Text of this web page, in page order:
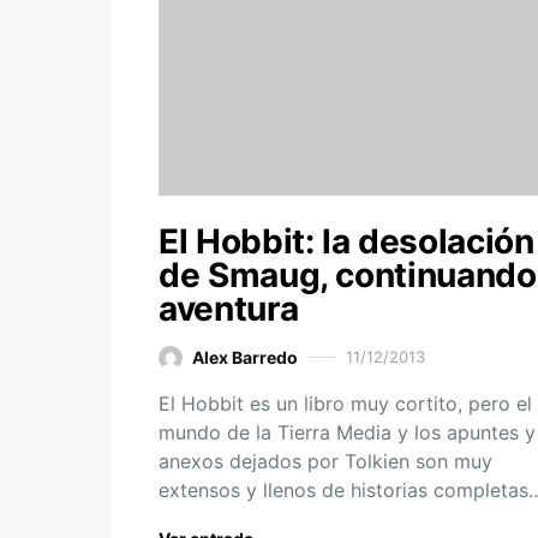
El Hobbit: la desolación
de Smaug,
aventura
Alex Barredo 11/12/2013
El Hobbit es un libro muy cortito, pero el
mundo de la Tierra Media y los apuntes y
anexos dejados por Tolkien son muy
extensos y llenos de historias